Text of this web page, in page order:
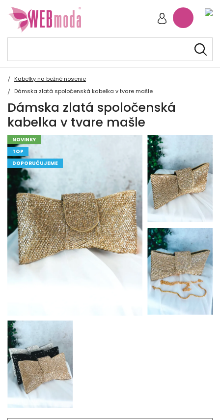
Kabelky na bežné nosenie
Dámska zlatá spoločenská kabelka v tvare mašle
Dámska zlatá spoločenská
kabelka v tvare mašle
NOVINKY
TOP
DOPORUČUJEME